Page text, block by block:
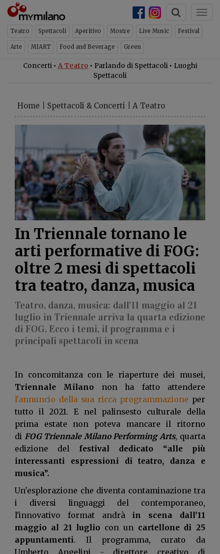
Teatro Spettacoli Aperitivo Mostre Live Music Festival
Arte MIART Food and Beverage Green
Concerti • A Teatro • Parlando di Spettacoli • Luoghi
Spettacoli
Home Spettacoli & Concerti A Teatro
In Triennale tornano le
arti performative di FOG:
oltre 2 mesi di spettacoli
tra teatro, danza, musica
Teatro, danza, musica: dall'11 maggio al 21
luglio in Triennale arriva la quarta edizione
di FOG. Ecco i temi, il programma e i
principali spettacoli in scena
In concomitanza con le riaperture dei musei,
Triennale Milano non ha fatto attendere
l'annuncio della sua ricca programmazione per
tutto il 2021. E nel palinsesto culturale della
prima estate non poteva mancare il ritorno
di FOG Triennale Milano Performing Arts, quarta
edizione del festival dedicato “alle più
interessanti espressioni di teatro, danza e
musica”.
Un'esplorazione che diventa contaminazione tra
i diversi linguaggi del contemporaneo,
l'innovativo format andràin scena dall'11
maggio al 21 luglio con un cartellone di 25
appuntamenti. Il programma, curato da
×
NEWSLETTER
Iscriviti per ricevere ogni
settimana la newsletter con gli
eventi di Milano
ISCRIVITI
CHIUDI